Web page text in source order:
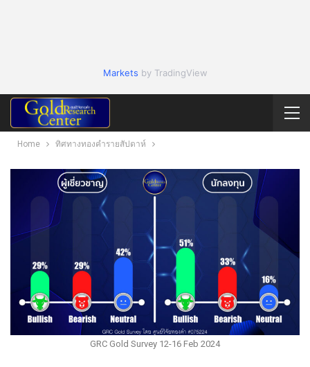
Markets by TradingView
Home ทิศทางทองคำรายสัปดาห์
GRC Gold Survey 12-16 Feb 2024